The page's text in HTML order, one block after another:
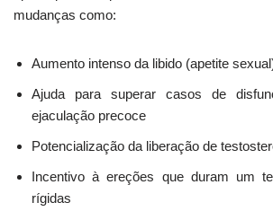
mudanças como:
Aumento intenso da libido (apetite
Ajuda para superar casos de
ejaculação precoce
Potencialização da liberação de
Incentivo à ereções que duram um
rígidas